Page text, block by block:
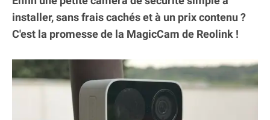
installer, sans frais cachés et à un prix contenu ?
C'est la promesse de la MagicCam de Reolink !